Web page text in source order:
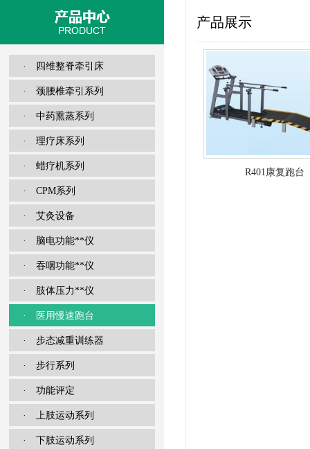
· 四维整脊牵引床
· 颈腰椎牵引系列
· 中药熏蒸系列
· 理疗床系列
· 蜡疗机系列
· CPM系列
· 艾灸设备
· 脑电功能**仪
· 吞咽功能**仪
· 肢体压力**仪
· 医用慢速跑台
· 步态减重训练器
· 步行系列
· 功能评定
· 上肢运动系列
· 下肢运动系列
产品展示
R401康复跑台